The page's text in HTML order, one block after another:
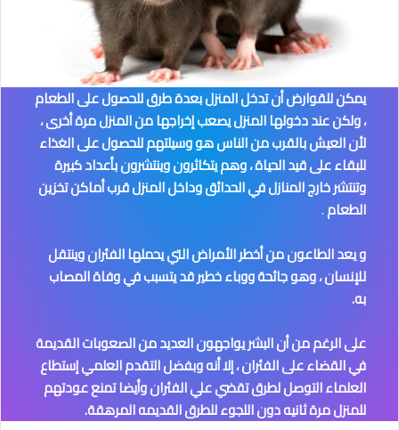
يمكن للقوارض أن تدخل المنزل بعدة طرق للحصول على الطعام
، ولكن عند دخولها المنزل يصعب إخراجها من المنزل مرة أخرى ،
لأن العيش بالقرب من الناس هو وسيلتهم للحصول على الغذاء
للبقاء على قيد الحياة ، وهم يتكاثرون وينتشرون بأعداد كبيرة
وتنتشر خارج المنازل في الحدائق وداخل المنزل قرب أماكن تخزين
الطعام.
و يعد الطاعون من أخطر الأمراض التي يحملها الفئران وينتقل
للإنسان ، وهو جائحة ووباء خطير قد يتسبب في وفاة المصاب
به.
على الرغم من أن البشر يواجهون العديد من الصعوبات القديمة
في القضاء على الفئران ، إلا أنه وبفضل التقدم العلمي إستطاع
العلماء التوصل لطرق تقضي علي الفئران وأيضا تمنع عودتهم
للمنزل مرة ثانيه دون اللجوء للطرق القديمه المرهقة.